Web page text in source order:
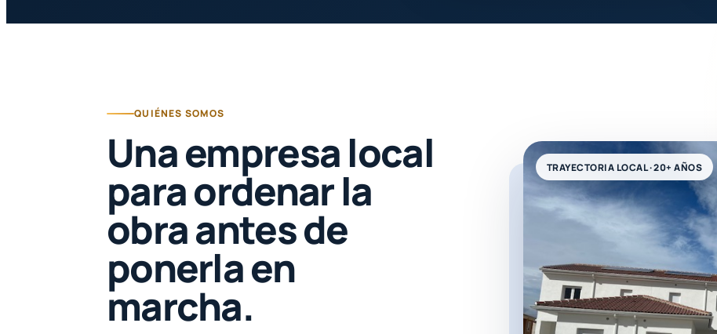
QUIÉNES SOMOS
Una empresa local
para ordenar la
obra antes de
ponerla en
marcha.